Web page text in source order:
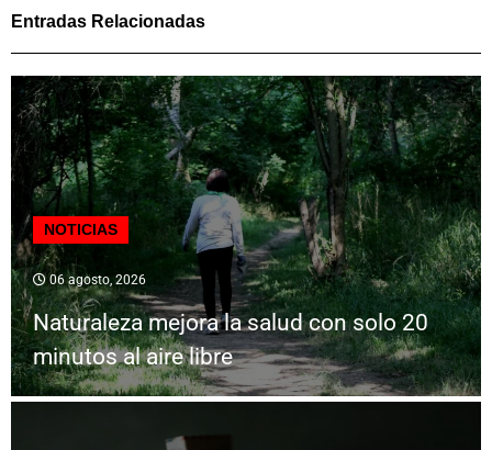
Entradas Relacionadas
NOTICIAS
06 agosto, 2026
Naturaleza mejora la salud con solo 20
minutos al aire libre